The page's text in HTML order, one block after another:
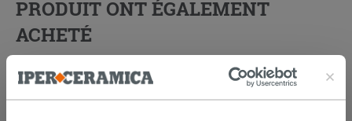
PRODUIT ONT ÉGALEMENT
ACHETÉ